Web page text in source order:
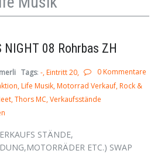
NIGHT 08 Rohrbas ZH
0 Kommentare
Tags: - Eintritt 20
Life Musik Motorrad Verkauf Rock &
Thors MC Verkaufsstände
STÄNDE,
ETC.) SWAP